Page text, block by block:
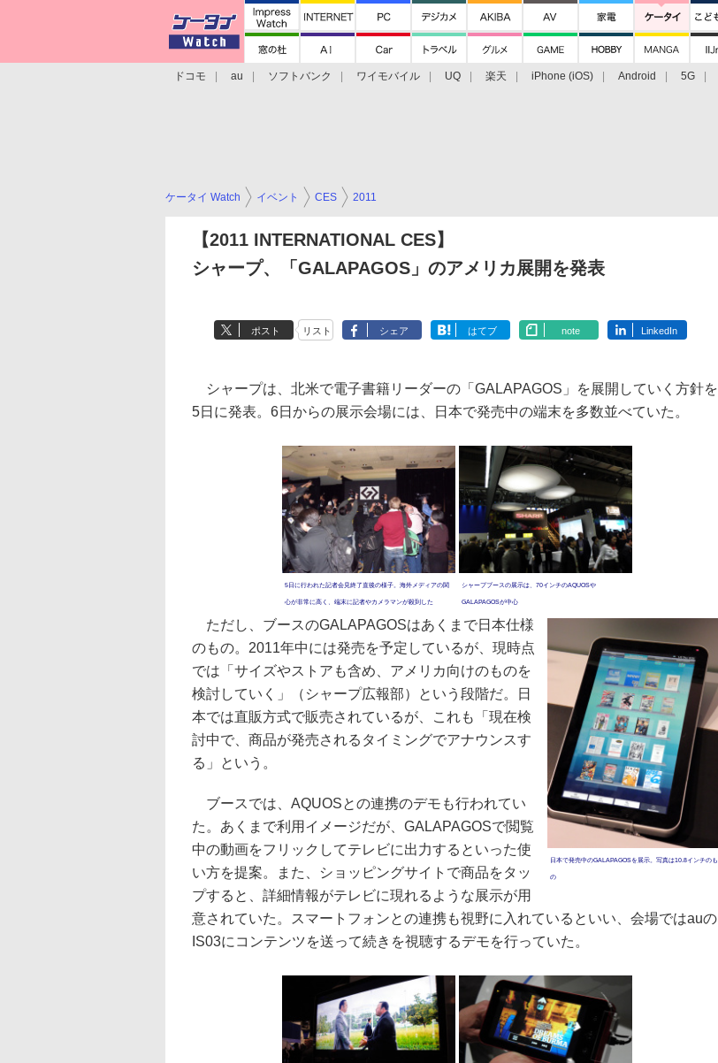
ドコモ au ソフトバンク ワイモバイル UQ 楽天 iPhone (iOS) Android 5G
ケータイ Watch イベント CES 2011
【2011 INTERNATIONAL CES】
シャープ、「GALAPAGOS」のアメリカ展開を発表
ポスト リスト シェア はてブ note LinkedIn
シャープは、北米で電子書籍リーダーの「GALAPAGOS」を展開していく方針を
5日に発表。6日からの展示会場には、日本で発売中の端末を多数並べていた。
5日に行われた記者会見終了直後の様子。海外メディアの関
心が非常に高く、端末に記者やカメラマンが殺到した
シャープブースの展示は、70インチのAQUOSや
GALAPAGOSが中心
日本で発売中のGALAPAGOSを展示。写真は10.8インチのも
の
ただし、ブースのGALAPAGOSはあくまで日本仕様
のもの。2011年中には発売を予定しているが、現時点
では「サイズやストアも含め、アメリカ向けのものを
検討していく」（シャープ広報部）という段階だ。日
本では直販方式で販売されているが、これも「現在検
討中で、商品が発売されるタイミングでアナウンスす
る」という。
ブースでは、AQUOSとの連携のデモも行われてい
た。あくまで利用イメージだが、GALAPAGOSで閲覧
中の動画をフリックしてテレビに出力するといった使
い方を提案。また、ショッピングサイトで商品をタッ
プすると、詳細情報がテレビに現れるような展示が用
意されていた。スマートフォンとの連携も視野に入れているといい、会場ではauの
IS03にコンテンツを送って続きを視聴するデモを行っていた。